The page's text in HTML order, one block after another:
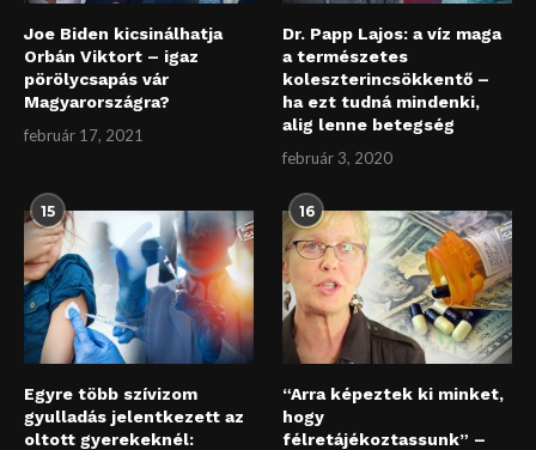
Joe Biden kicsinálhatja
Orbán Viktort – igaz
pörölycsapás vár
Magyarországra?
február 17, 2021
Dr. Papp Lajos: a víz maga
a természetes
koleszterincsökkentő –
ha ezt tudná mindenki,
alig lenne betegség
február 3, 2020
15
Egyre több szívizom
gyulladás jelentkezett az
oltott gyerekeknél:
16
“Arra képeztek ki minket,
hogy
félretájékoztassunk” –